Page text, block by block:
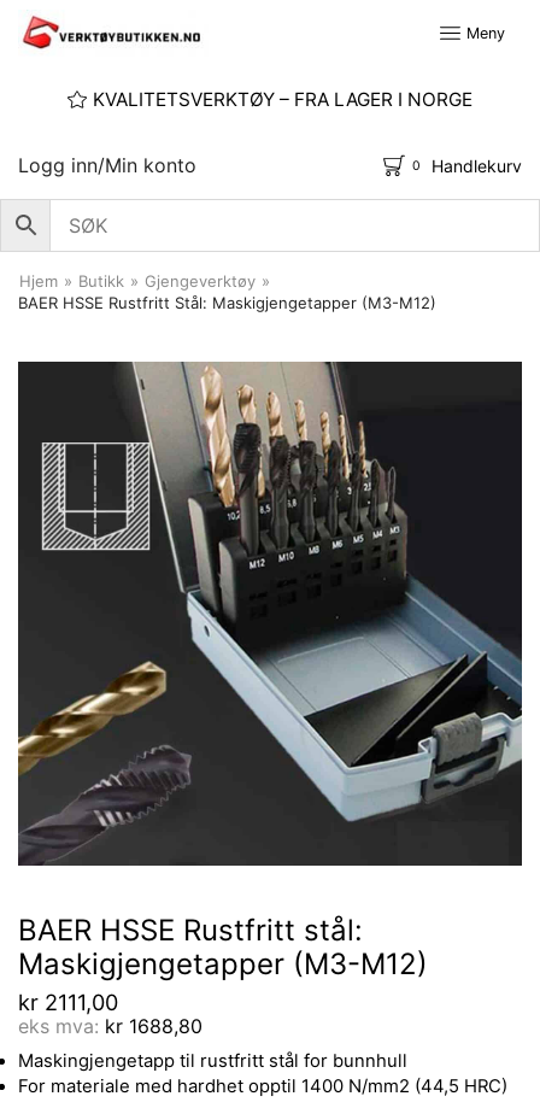
Meny
KVALITETSVERKTØY – FRA LAGER I NORGE
Logg inn/Min konto 0 Handlekurv
Hjem » Butikk » Gjengeverktøy »
BAER HSSE Rustfritt Stål: Maskigjengetapper (M3-M12)
BAER HSSE Rustfritt stål:
Maskigjengetapper (M3-M12)
kr 2111,00
eks mva: kr 1688,80
Maskingjengetapp til rustfritt stål for bunnhull
For materiale med hardhet opptil 1400 N/mm2 (44,5 HRC)